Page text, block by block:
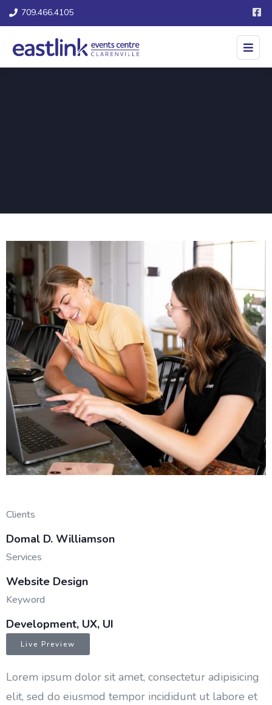
709.466.4105
Clients
Domal D. Williamson
Services
Website Design
Keyword
Development, UX, UI
Live Preview
Lorem ipsum dolor sit amet, consectetur adipisicing
elit, sed do eiusmod tempor incididunt ut labore et